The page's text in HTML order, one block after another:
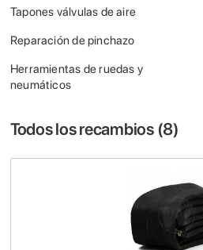
Tapones válvulas de aire
Reparación de pinchazo
Herramientas de ruedas y
neumáticos
Todos los recambios (8)